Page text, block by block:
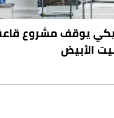
يوقف مشروع
الأبيض